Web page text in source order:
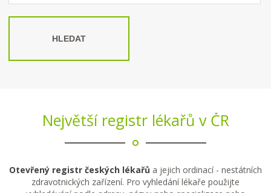
HLEDAT
Největší registr lékařů v ČR
Otevřený registr českých lékařů a jejich ordinací - nestátních
zdravotnických zařízení. Pro vyhledání lékaře použijte